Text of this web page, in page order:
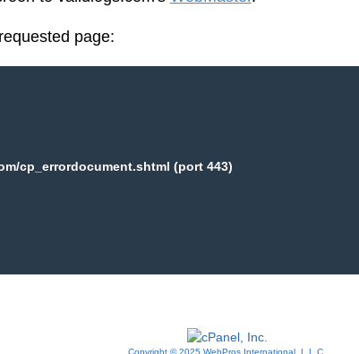
page:
cp_errordocument.shtml (port 443)
Copyright © 2025 WebPros International, L.L.C.